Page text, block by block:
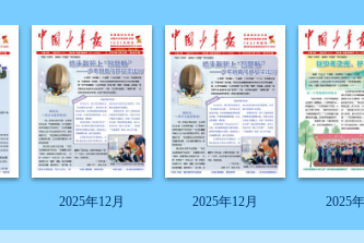
2025年12月 2025年12月 2025